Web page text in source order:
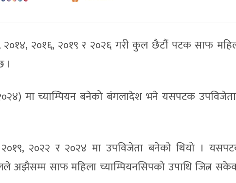
२०१६, २०१९ र २०२६ गरी कुल छैटौं पटक साफ
।
मा च्याम्पियन बनेको बंगलादेश भने यसपटक
२०२२ र २०२४ मा उपविजेता बनेको थियो ।
अझैसम्म साफ महिला च्याम्पियनसिपको उपाधि जित्न